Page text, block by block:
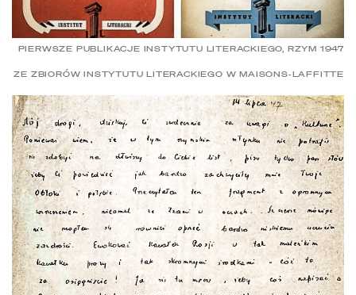
PIERWSZE PUBLIKACJE INSTYTUTU LITERACKIEGO, RZYM 1947
ZE ZBIORÓW INSTYTUTU LITERACKIEGO W MAISONS-LAFFITTE